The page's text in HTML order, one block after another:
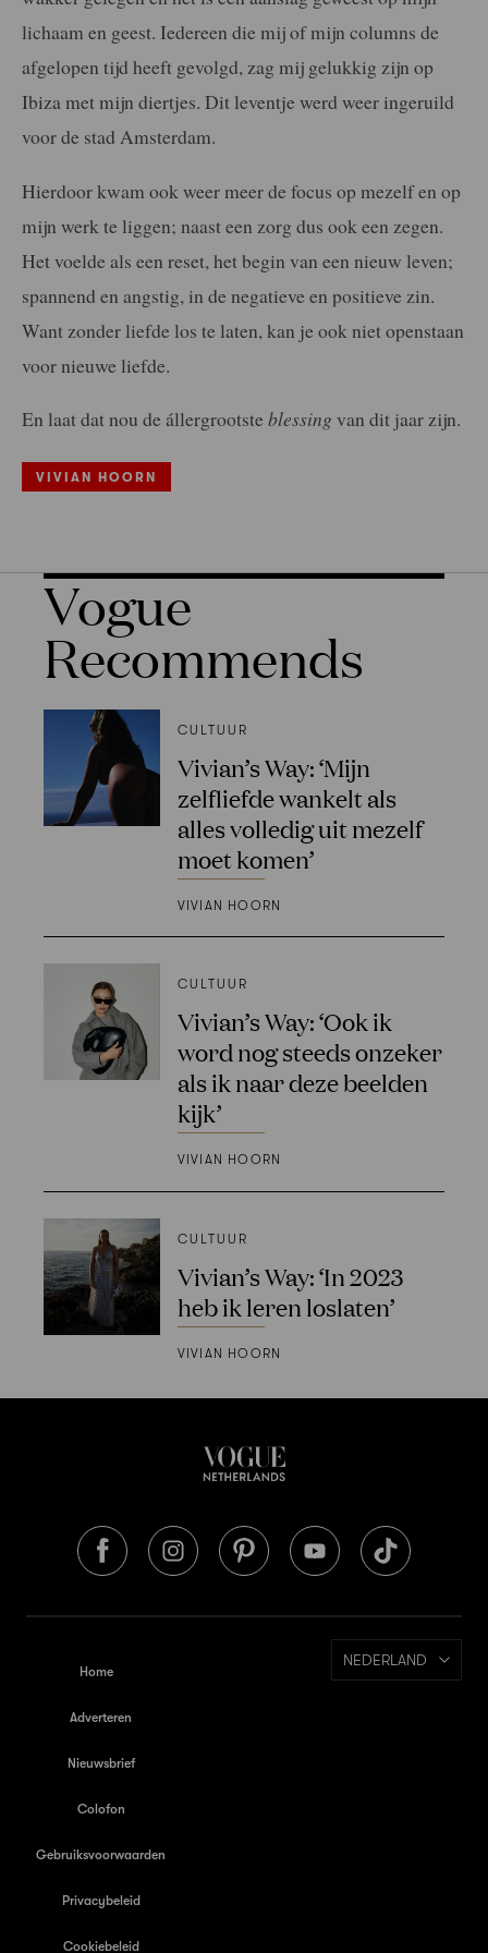
lichaam en geest. Iedereen die mij of mijn columns de
afgelopen tijd heeft gevolgd, zag mij gelukkig zijn op
Ibiza met mijn diertjes. Dit leventje werd weer ingeruild
voor de stad Amsterdam.
Hierdoor kwam ook weer meer de focus op mezelf en op
mijn werk te liggen; naast een zorg dus ook een zegen.
Het voelde als een reset, het begin van een nieuw leven;
spannend en angstig, in de negatieve en positieve zin.
Want zonder liefde los te laten, kan je ook niet openstaan
voor nieuwe liefde.
En laat dat nou de állergrootste blessing van dit jaar zijn.
VIVIAN HOORN
Vogue
Recommends
CULTUUR
Vivian’s Way: ‘Mijn
zelfliefde wankelt als
alles volledig uit mezelf
moet komen’
VIVIAN HOORN
CULTUUR
Vivian’s Way: ‘Ook ik
word nog steeds onzeker
als ik naar deze beelden
kijk’
VIVIAN HOORN
CULTUUR
Vivian’s Way: ‘In 2023
heb ik leren loslaten’
VIVIAN HOORN
Home
Adverteren
Nieuwsbrief
Colofon
Gebruiksvoorwaarden
Privacybeleid
Cookiebeleid
NEDERLAND